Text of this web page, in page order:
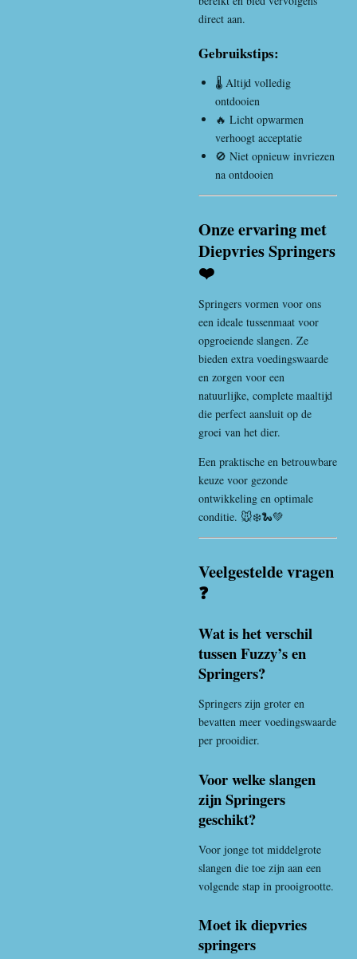
direct aan.
Gebruikstips:
🌡️ Altijd volledig
ontdooien
🔥 Licht opwarmen
verhoogt acceptatie
🚫 Niet opnieuw invriezen
na ontdooien
Onze ervaring met
Diepvries Springers
❤️
Springers vormen voor ons
een ideale tussenmaat voor
opgroeiende slangen. Ze
bieden extra voedingswaarde
en zorgen voor een
natuurlijke, complete maaltijd
die perfect aansluit op de
groei van het dier.
Een praktische en betrouwbare
keuze voor gezonde
ontwikkeling en optimale
conditie. 🐭❄️🐍💚
Veelgestelde vragen
❓
Wat is het verschil
tussen Fuzzy’s en
Springers?
Springers zijn groter en
bevatten meer voedingswaarde
per prooidier.
Voor welke slangen
zijn Springers
geschikt?
Voor jonge tot middelgrote
slangen die toe zijn aan een
volgende stap in prooigrootte.
Moet ik diepvries
springers